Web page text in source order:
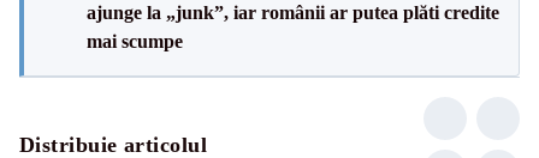
ajunge la „junk”, iar românii ar putea plăti credite
mai scumpe
Distribuie articolul